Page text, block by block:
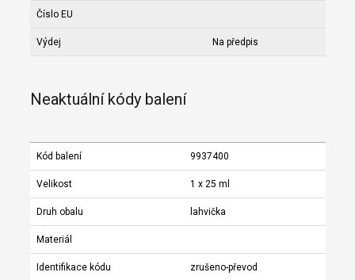
Číslo EU
Výdej Na předpis
Neaktuální kódy balení
Kód balení 9937400
Velikost 1 x 25 ml
Druh obalu lahvička
Materiál
Identifikace kódu zrušeno-převod